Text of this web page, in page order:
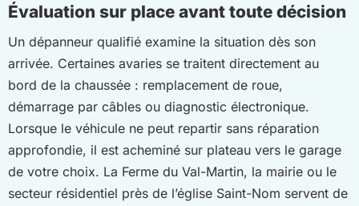
Évaluation sur place avant toute décision
Un dépanneur qualifié examine la situation dès son
arrivée. Certaines avaries se traitent directement au
bord de la chaussée : remplacement de roue,
démarrage par câbles ou diagnostic électronique.
Lorsque le véhicule ne peut repartir sans réparation
approfondie, il est acheminé sur plateau vers le garage
de votre choix. La Ferme du Val-Martin, la mairie ou le
secteur résidentiel près de l’église Saint-Nom servent de